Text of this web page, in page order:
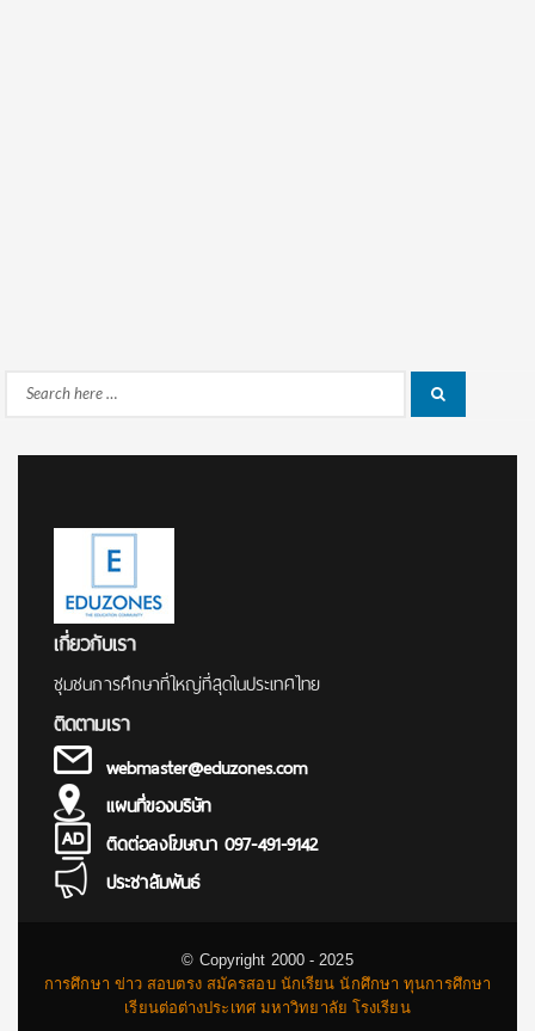
Search
เกี่ยวกับเรา
ชุมชนการศึกษาที่ใหญ่ที่สุดในประเทศไทย
ติดตามเรา
webmaster@eduzones.com
แผนที่ของบริษัท
ติดต่อลงโฆษณา 097-491-9142
ประชาสัมพันธ์
© Copyright 2000 - 2025
การศึกษา ข่าว สอบตรง สมัครสอบ นักเรียน นักศึกษา ทุนการศึกษา
เรียนต่อต่างประเทศ มหาวิทยาลัย โรงเรียน